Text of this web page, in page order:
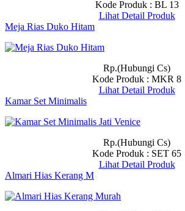
Kode Produk : BL 13
Lihat Detail Produk
Meja Rias Duko Hitam
Rp.(Hubungi Cs)
Kode Produk : MKR 8
Lihat Detail Produk
Kamar Set Minimalis
Rp.(Hubungi Cs)
Kode Produk : SET 65
Lihat Detail Produk
Almari Hias Kerang M